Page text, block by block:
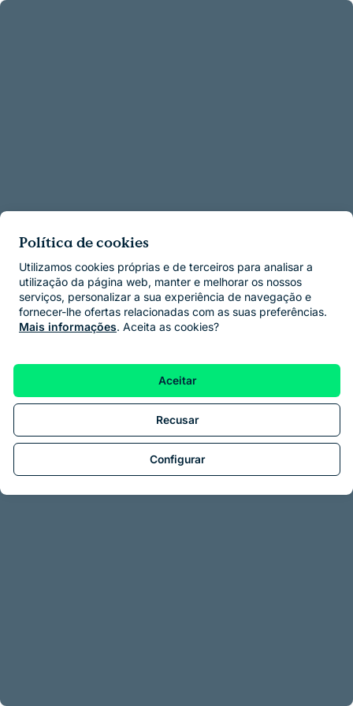
Política de cookies
Utilizamos cookies próprias e de terceiros para analisar a
utilização da página web, manter e melhorar os nossos
serviços, personalizar a sua experiência de navegação e
fornecer-lhe ofertas relacionadas com as suas preferências.
Mais informações. Aceita as cookies?
Configurar
Recusar
Aceitar